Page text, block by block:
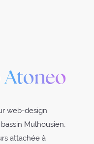
Atoneo
web-design
Mulhousien,
attachée à